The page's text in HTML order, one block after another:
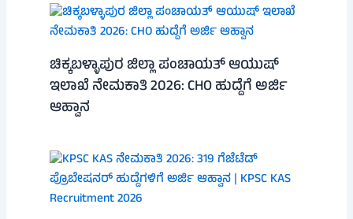
ಚಿಕ್ಕಬಳ್ಳಾಪುರ ಜಿಲ್ಲಾ ಪಂಚಾಯತ್ ಆಯುಷ್
ಇಲಾಖೆ ನೇಮಕಾತಿ 2026: CHO ಹುದ್ದೆಗೆ ಅರ್ಜಿ
ಆಹ್ವಾನ